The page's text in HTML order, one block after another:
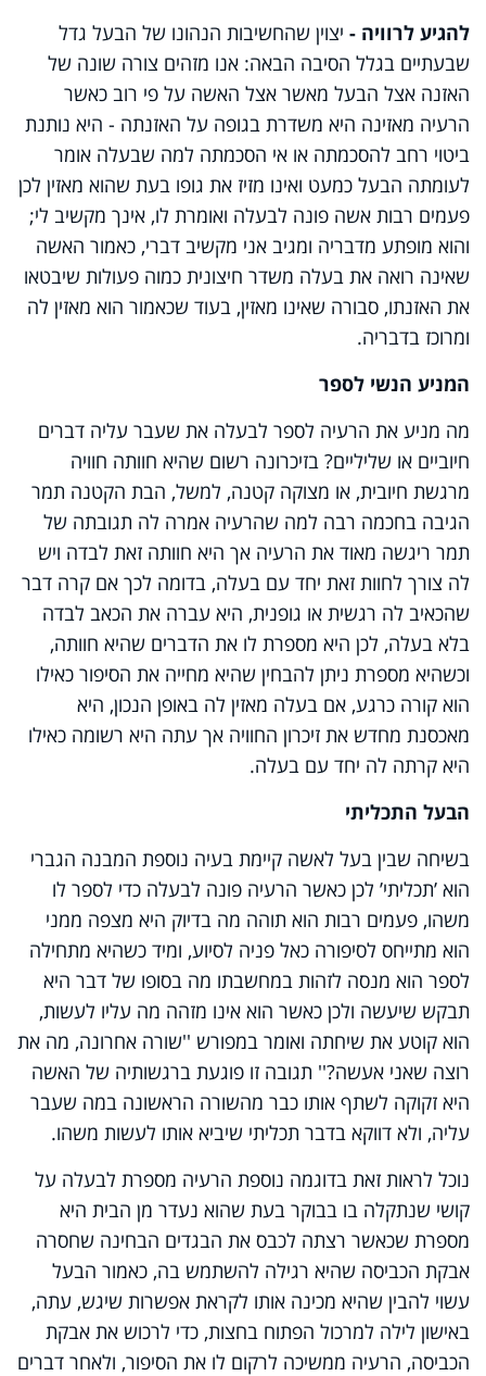
להגיע לרוויה - יצוין שהחשיבות הנהונו של הבעל גדל
שבעתיים בגלל הסיבה הבאה: אנו מזהים צורה שונה של
האזנה אצל הבעל מאשר אצל האשה על פי רוב כאשר
הרעיה מאזינה היא משדרת בגופה על האזנתה - היא נותנת
ביטוי רחב להסכמתה או אי הסכמתה למה שבעלה אומר
לעומתה הבעל כמעט ואינו מזיז את גופו בעת שהוא מאזין לכן
פעמים רבות אשה פונה לבעלה ואומרת לו, אינך מקשיב לי;
והוא מופתע מדבריה ומגיב אני מקשיב דברי, כאמור האשה
שאינה רואה את בעלה משדר חיצונית כמוה פעולות שיבטאו
את האזנתו, סבורה שאינו מאזין, בעוד שכאמור הוא מאזין לה
ומרוכז בדבריה.
המניע הנשי לספר
מה מניע את הרעיה לספר לבעלה את שעבר עליה דברים
חיוביים או שליליים? בזיכרונה רשום שהיא חוותה חוויה
מרגשת חיובית, או מצוקה קטנה, למשל, הבת הקטנה תמר
הגיבה בחכמה רבה למה שהרעיה אמרה לה תגובתה של
תמר ריגשה מאוד את הרעיה אך היא חוותה זאת לבדה ויש
לה צורך לחוות זאת יחד עם בעלה, בדומה לכך אם קרה דבר
שהכאיב לה רגשית או גופנית, היא עברה את הכאב לבדה
בלא בעלה, לכן היא מספרת לו את הדברים שהיא חוותה,
וכשהיא מספרת ניתן להבחין שהיא מחייה את הסיפור כאילו
הוא קורה כרגע, אם בעלה מאזין לה באופן הנכון, היא
מאכסנת מחדש את זיכרון החוויה אך עתה היא רשומה כאילו
היא קרתה לה יחד עם בעלה.
הבעל התכליתי
בשיחה שבין בעל לאשה קיימת בעיה נוספת המבנה הגברי
הוא ’תכליתי’ לכן כאשר הרעיה פונה לבעלה כדי לספר לו
משהו, פעמים רבות הוא תוהה מה בדיוק היא מצפה ממני
הוא מתייחס לסיפורה כאל פניה לסיוע, ומיד כשהיא מתחילה
לספר הוא מנסה לזהות במחשבתו מה בסופו של דבר היא
תבקש שיעשה ולכן כאשר הוא אינו מזהה מה עליו לעשות,
הוא קוטע את שיחתה ואומר במפורש ''שורה אחרונה, מה את
רוצה שאני אעשה?'' תגובה זו פוגעת ברגשותיה של האשה
היא זקוקה לשתף אותו כבר מהשורה הראשונה במה שעבר
עליה, ולא דווקא בדבר תכליתי שיביא אותו לעשות משהו.
נוכל לראות זאת בדוגמה נוספת הרעיה מספרת לבעלה על
קושי שנתקלה בו בבוקר בעת שהוא נעדר מן הבית היא
מספרת שכאשר רצתה לכבס את הבגדים הבחינה שחסרה
אבקת הכביסה שהיא רגילה להשתמש בה, כאמור הבעל
עשוי להבין שהיא מכינה אותו לקראת אפשרות שיגש, עתה,
באישון לילה למרכול הפתוח בחצות, כדי לרכוש את אבקת
הכביסה, הרעיה ממשיכה לרקום לו את הסיפור, ולאחר דברים